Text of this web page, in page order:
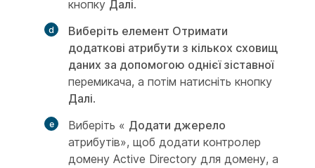
кнопку Далі.
Виберіть елемент Отримати
додаткові атрибути з кількох сховищ
даних за допомогою однієї зіставної
перемикача, а потім натисніть кнопку
Далі.
Виберіть « Додати джерело
атрибутів», щоб додати контролер
домену Active Directory для домену, а